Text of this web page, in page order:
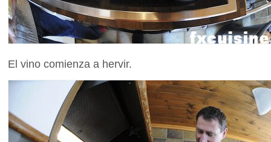
El vino comienza a hervir.